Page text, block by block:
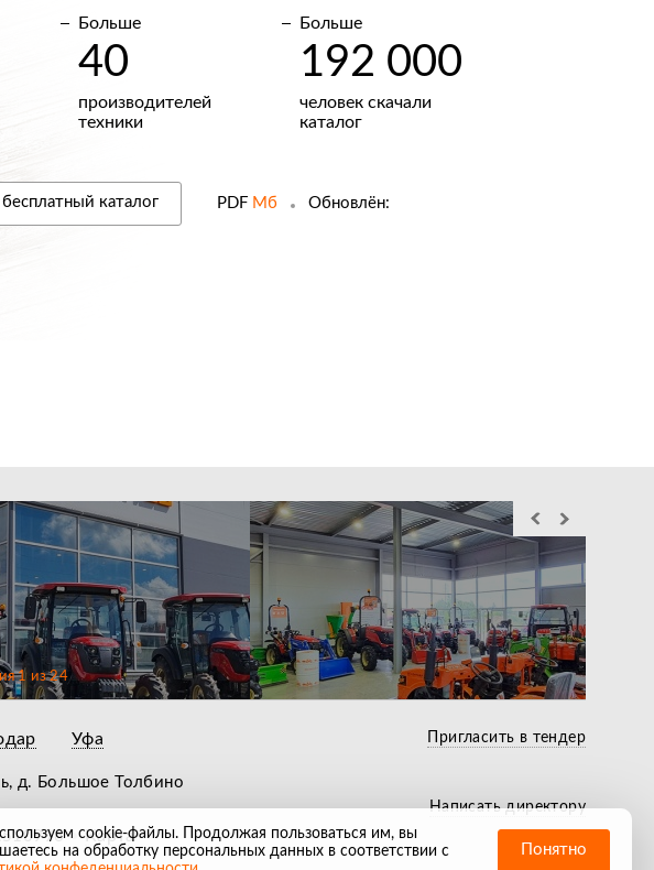
Больше
40
производителей
техники
Больше
192 000
человек скачали
каталог
бесплатный каталог PDF Мб Обновлён:
Лучшие условия по
кредиту и лизингу
Служба выездного
сервиса действующая
по всей РФ
1 из24
Уфа
д. Большое Толбино
• Карта
Пригласить в тендер
Написать директору
cookie-файлы. Продолжая пользоваться им, вы
на обработку персональных данных в соответствии с
Понятно